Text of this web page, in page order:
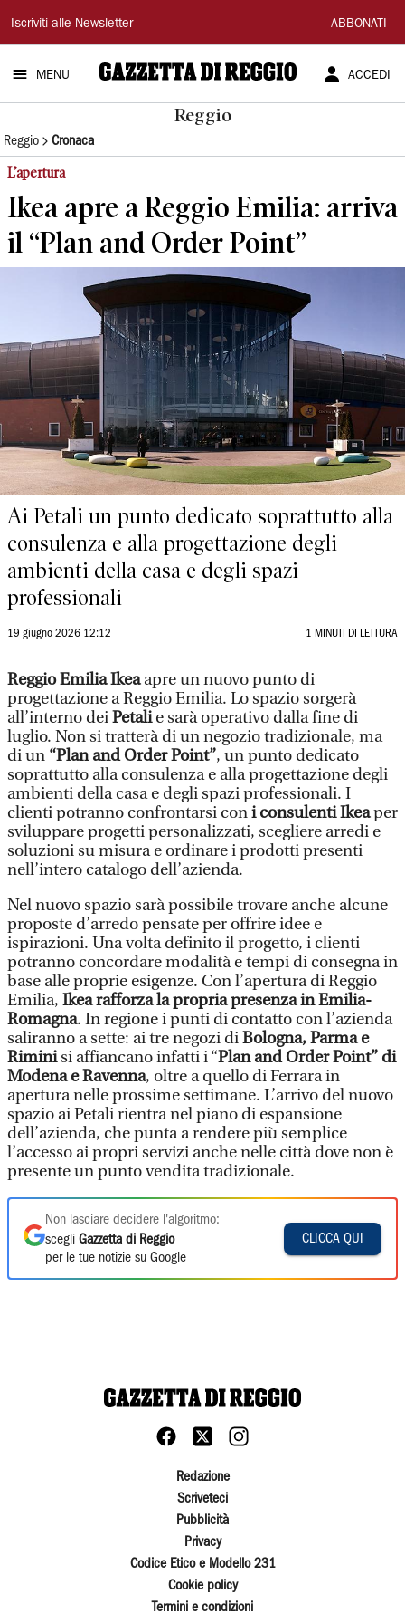
Gazzetta
di
Reggio
Iscriviti alle Newsletter ABBONATI
MENU ACCEDI
Reggio
Reggio Cronaca
L’apertura
Ikea apre a Reggio Emilia: arriva
il “Plan and Order Point”
Ai Petali un punto dedicato soprattutto alla
consulenza e alla progettazione degli
ambienti della casa e degli spazi
professionali
19 giugno 2026 12:12 1 MINUTI DI LETTURA
Reggio EmiliaIkeaapre un nuovo punto di
progettazione a Reggio Emilia. Lo spazio sorgerà
all’interno deiPetalie sarà operativo dalla fine di
luglio. Non si tratterà di un negozio tradizionale, ma
di un “Plan and Order Point”, un punto dedicato
soprattutto alla consulenza e alla progettazione degli
ambienti della casa e degli spazi professionali. I
clienti potranno confrontarsi coni consulenti Ikeaper
sviluppare progetti personalizzati, scegliere arredi e
soluzioni su misura e ordinare i prodotti presenti
nell’intero catalogo dell’azienda.
Nel nuovo spazio sarà possibile trovare anche alcune
proposte d’arredo pensate per offrire idee e
ispirazioni. Una volta definito il progetto, i clienti
potranno concordare modalità e tempi di consegna in
base alle proprie esigenze. Con l’apertura di Reggio
Emilia, Ikea rafforza la propria presenza in Emilia-
Romagna. In regione i punti di contatto con l’azienda
saliranno a sette: ai tre negozi diBologna, Parma e
Riminisi affiancano infatti i “Plan and Order Point” di
Modena e Ravenna, oltre a quello di Ferrara in
apertura nelle prossime settimane. L’arrivo del nuovo
spazio ai Petali rientra nel piano di espansione
dell’azienda, che punta a rendere più semplice
l’accesso ai propri servizi anche nelle città dove non è
presente un punto vendita tradizionale.
Non lasciare decidere l'algoritmo:
scegli Gazzetta di Reggio
per le tue notizie su Google
CLICCA QUI
Redazione
Scriveteci
Pubblicità
Privacy
Codice Etico e Modello 231
Cookie policy
Termini e condizioni